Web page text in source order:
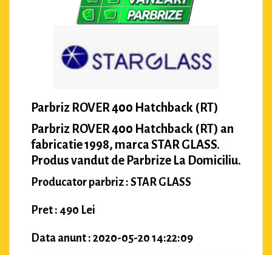
Parbriz ROVER 400 Hatchback (RT)
Parbriz ROVER 400 Hatchback (RT) an
fabricatie 1998, marca STAR GLASS.
Produs vandut de Parbrize La Domiciliu.
Producator parbriz : STAR GLASS
Pret : 490 Lei
Data anunt : 2020-05-20 14:22:09